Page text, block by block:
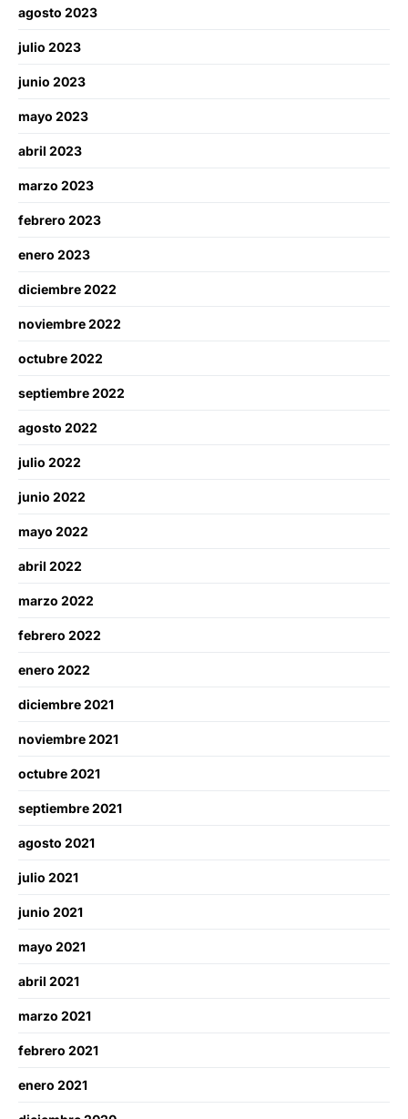
agosto 2023
julio 2023
junio 2023
mayo 2023
abril 2023
marzo 2023
febrero 2023
enero 2023
diciembre 2022
noviembre 2022
octubre 2022
septiembre 2022
agosto 2022
julio 2022
junio 2022
mayo 2022
abril 2022
marzo 2022
febrero 2022
enero 2022
diciembre 2021
noviembre 2021
octubre 2021
septiembre 2021
agosto 2021
julio 2021
junio 2021
mayo 2021
abril 2021
marzo 2021
febrero 2021
enero 2021